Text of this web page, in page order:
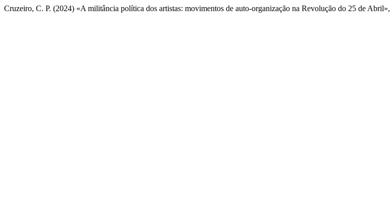
Cruzeiro, C. P. (2024) «A militância política dos artistas: movimentos de auto-organização na Revolução do 25 de Abril»,